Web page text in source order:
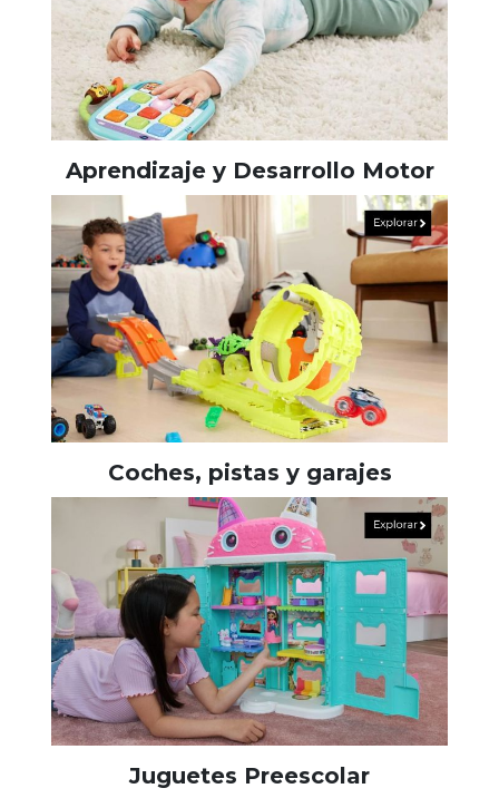
Aprendizaje y Desarrollo Motor
Coches, pistas y garajes
Juguetes Preescolar